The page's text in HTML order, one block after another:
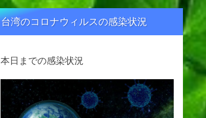
台湾のコロナウィルスの感染状況
本日までの感染状況